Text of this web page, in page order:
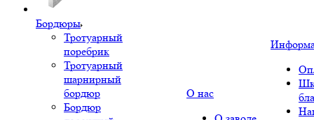
Бордюры
Тротуарный
поребрик
Тротуарный
шарнирный
бордюр
Бордюр
О нас